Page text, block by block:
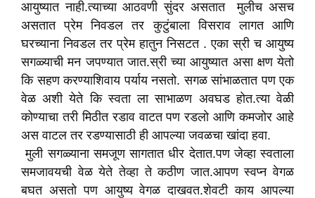
आयुष्यात नाही.त्याच्या आठवणी सुंदर असतात मुलीच असच
असतात प्रेम निवडल तर कुटुंबाला विसराव लागत आणि
घरच्याना निवडल तर प्रेम हातुन निसटत . एका स्री च आयुष्य
सगळ्याची मन जपण्यात जात.स्री च्या आयुष्यात असा क्षण येतो
कि सहण करण्याशिवाय पर्याय नसतो. सगळ सांभाळतात पण एक
वेळ अशी येते कि स्वता ला साभाळण अवघड होत.त्या वेळी
कोण्याचा तरी मिठीत रडाव वाटत पण रडलो आणि कमजोर आहे
अस वाटल तर रडण्यासाठी ही आपल्या जवळचा खांदा हवा.
मुली सगळ्याना समजूण सागतात धीर देतात.पण जेव्हा स्वताला
समजावयची वेळ येते तेव्हा ते कठीण जात.आपण स्वप्न वेगळ
बघत असतो पण आयुष्य वेगळ दाखवत.शेवटी काय आपल्या